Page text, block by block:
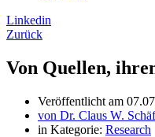
Linkedin
Zurück
Von Quellen,
Veröffentlicht am
von Dr. Claus W.
in Kategorie: Research